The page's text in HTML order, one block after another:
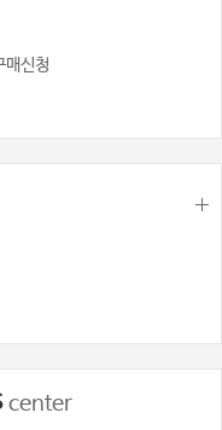
매신청
center